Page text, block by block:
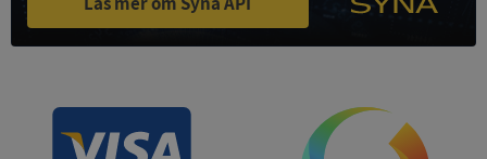
kärnwebbplatsfunktioner som användarinloggning
och kontohantering. Webbplatsen kan inte
användas ordentligt utan strikt nödvändiga cookies.